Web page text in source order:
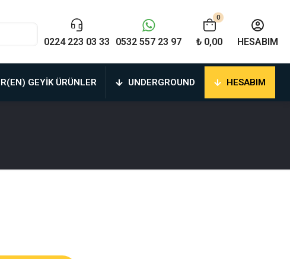
0224 223 03 33 0532 557 23 97
0
₺ 0,00 HESABIM
R(EN) GEYIK ÜRÜNLER UNDERGROUND HESABIM